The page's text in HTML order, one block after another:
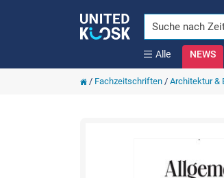
Alle NEWS
/ Fachzeitschriften/ Architektur &